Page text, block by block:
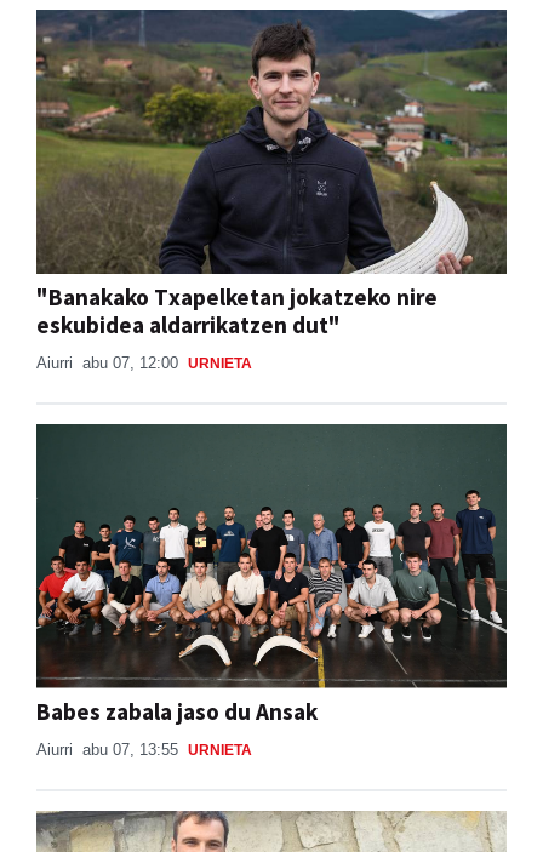
"Banakako Txapelketan jokatzeko nire
eskubidea aldarrikatzen dut"
Aiurri abu 07, 12:00 URNIETA
Babes zabala jaso du Ansak
Aiurri abu 07, 13:55 URNIETA